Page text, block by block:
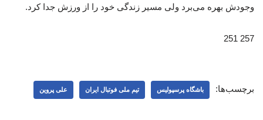
وجودش بهره می‌برد ولی مسیر زندگی خود را از ورزش جدا کرد.
257 251
برچسب‌ها: باشگاه پرسپولیس تیم ملی فوتبال ایران علی پروین